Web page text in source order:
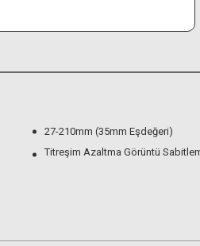
27-210mm (35mm Eşdeğeri)
Titreşim Azaltma Görüntü